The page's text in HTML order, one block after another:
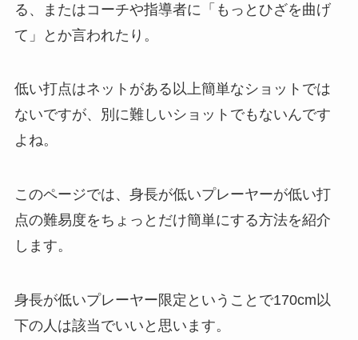
る、またはコーチや指導者に「もっとひざを曲げ
て」とか言われたり。
低い打点はネットがある以上簡単なショットでは
ないですが、別に難しいショットでもないんです
よね。
このページでは、身長が低いプレーヤーが低い打
点の難易度をちょっとだけ簡単にする方法を紹介
します。
身長が低いプレーヤー限定ということで170cm以
下の人は該当でいいと思います。